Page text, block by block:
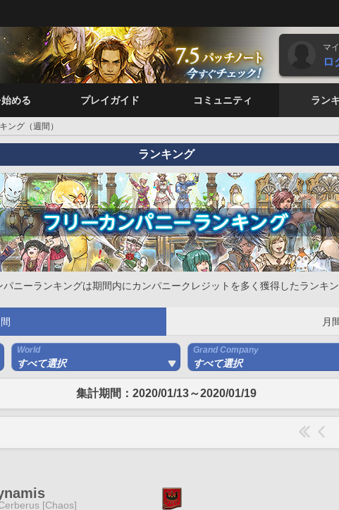
マ
ロ
める プレイガイド コミュニティ ラン
ング（週間）
ランキング
パニーランキングは期間内にカンパニークレジットを多く獲得したランキン
月
World
すべて選択
Grand Company
すべて選択
集計期間：2020/01/13～2020/01/19
[Chaos]